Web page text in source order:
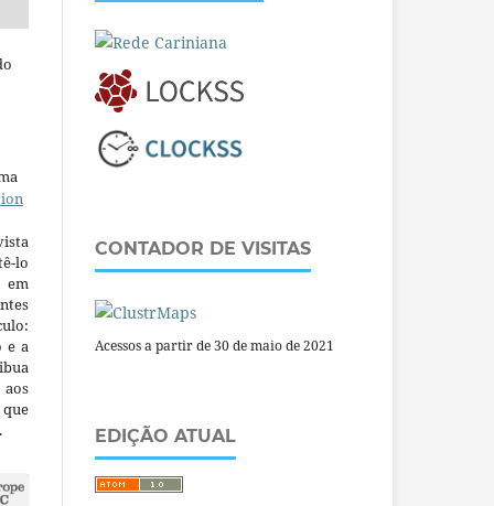
lo
em
e a
CONTADOR DE VISITAS
Acessos a partir de 30 de maio de 2021
EDIÇÃO ATUAL